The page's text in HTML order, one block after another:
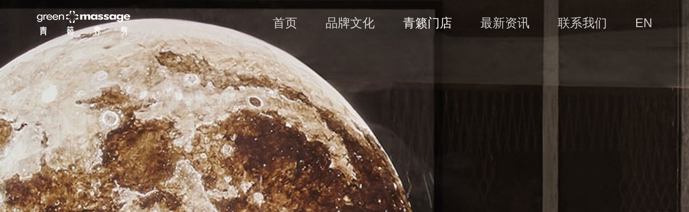
首页 品牌文化 青籁门店 最新资讯 联系我们 EN